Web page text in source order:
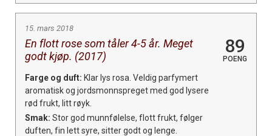
15. mars 2018
En flott rose som tåler 4-5 år. Meget
godt kjøp. (2017)
89
POENG
Farge og duft: Klar lys rosa. Veldig parfymert
aromatisk og jordsmonnspreget med god lysere
rød frukt, litt røyk.
Smak: Stor god munnfølelse, flott frukt, følger
duften, fin lett syre, sitter godt og lenge.